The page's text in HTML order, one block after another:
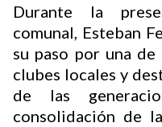
Durante la
comunal, Esteban
su paso por una
clubes locales y
de las
consolidación de